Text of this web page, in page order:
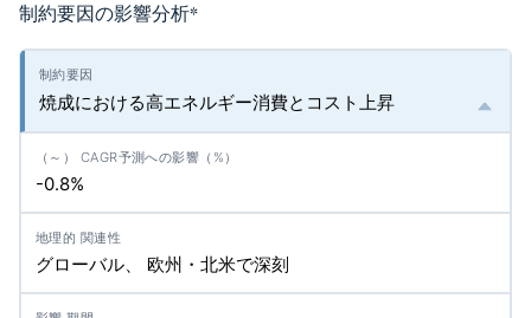
制約要因の影響分析*
焼成における高エネルギー消費とコスト上昇
-0.8%
グローバル、 欧州・北米で深刻